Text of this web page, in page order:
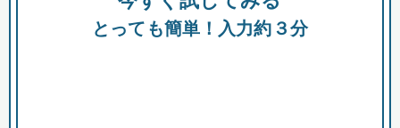
とっても簡単！入力約３分